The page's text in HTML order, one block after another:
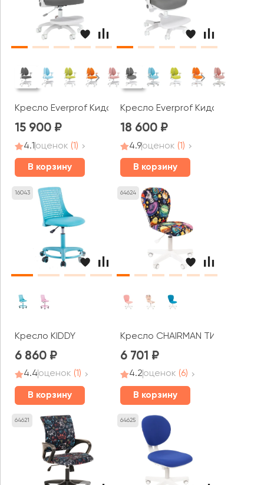
Кресло Everprof Кидс / Kids 104
15 900
4.1 оценок (1)
В корзину
Кресло Everprof Кидс / Kids 101
18 600
4.9оценок (1)
В корзину
16043
Кресло KIDDY
6 860
4.4оценок (1)
В корзину
64624
Кресло CHAIRMAN ТИН 105
6 701
4.2оценок (6)
В корзину
64621 64625